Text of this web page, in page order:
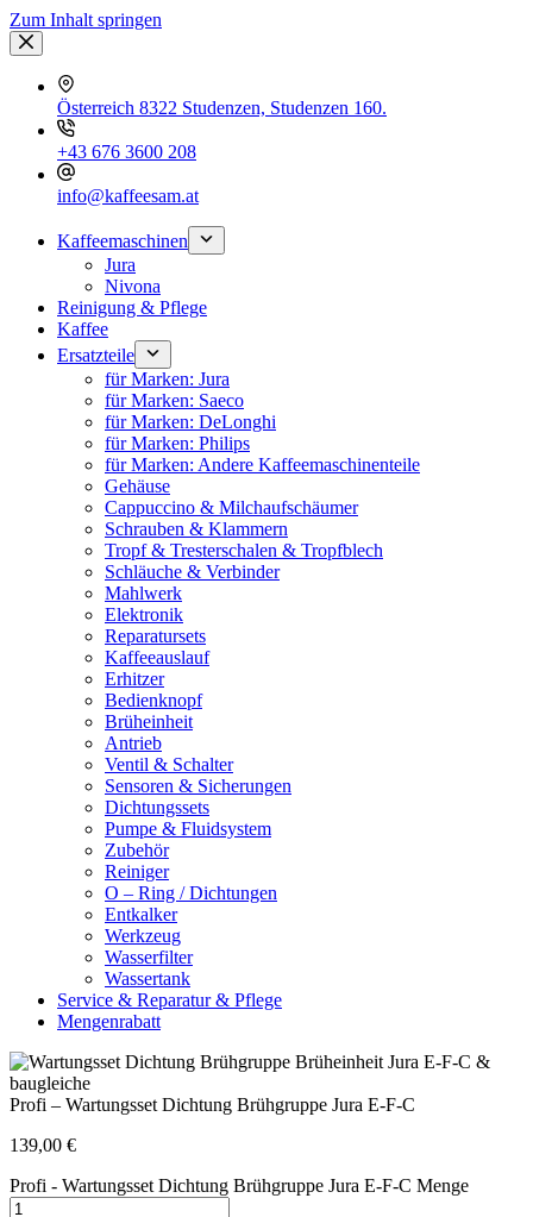
Zum Inhalt springen
Österreich 8322 Studenzen, Studenzen 160.
+43 676 3600 208
info@kaffeesam.at
Kaffeemaschinen
Jura
Nivona
Reinigung & Pflege
Kaffee
Ersatzteile
für Marken: Jura
für Marken: Saeco
für Marken: DeLonghi
für Marken: Philips
für Marken: Andere Kaffeemaschinenteile
Gehäuse
Cappuccino & Milchaufschäumer
Schrauben & Klammern
Tropf & Tresterschalen & Tropfblech
Schläuche & Verbinder
Mahlwerk
Elektronik
Reparatursets
Kaffeeauslauf
Erhitzer
Bedienknopf
Brüheinheit
Antrieb
Ventil & Schalter
Sensoren & Sicherungen
Dichtungssets
Pumpe & Fluidsystem
Zubehör
Reiniger
O – Ring / Dichtungen
Entkalker
Werkzeug
Wasserfilter
Wassertank
Service & Reparatur & Pflege
Mengenrabatt
Profi – Wartungsset Dichtung Brühgruppe Jura E-F-C
139,00 €
Profi - Wartungsset Dichtung Brühgruppe Jura E-F-C Menge